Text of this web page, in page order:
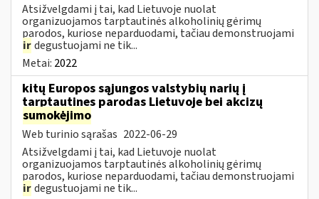
Atsižvelgdami į tai, kad Lietuvoje nuolat
organizuojamos tarptautinės alkoholinių gėrimų
parodos, kuriose neparduodami, tačiau demonstruojami
irdegustuojami ne tik...
Metai: 2022
kitų Europos sąjungos valstybių narių į
tarptautines parodas Lietuvoje bei akcizų
sumokėjimo
Web turinio sąrašas 2022-06-29
Atsižvelgdami į tai, kad Lietuvoje nuolat
organizuojamos tarptautinės alkoholinių gėrimų
parodos, kuriose neparduodami, tačiau demonstruojami
irdegustuojami ne tik...